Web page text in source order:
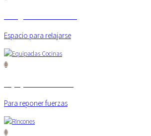
Espacio para relajarse
Para reponer fuerzas